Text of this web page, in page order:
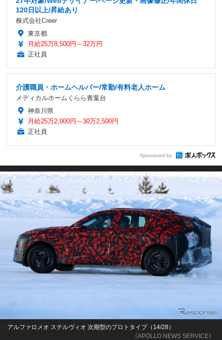
120日以上/昇給あり
株式会社Creer
東京都
月給25万8,500円～32万円
正社員
介護職員・ホームヘルパー/常勤/有料老人ホーム
メディカルホームくらら青葉台
神奈川県
月給25万2,000円～30万2,500円
正社員
Sponsored by
《APOLLO NEWS SERVICE》
アルファロメオ ステルヴィオ 次期型のプロトタイプ（14/28）